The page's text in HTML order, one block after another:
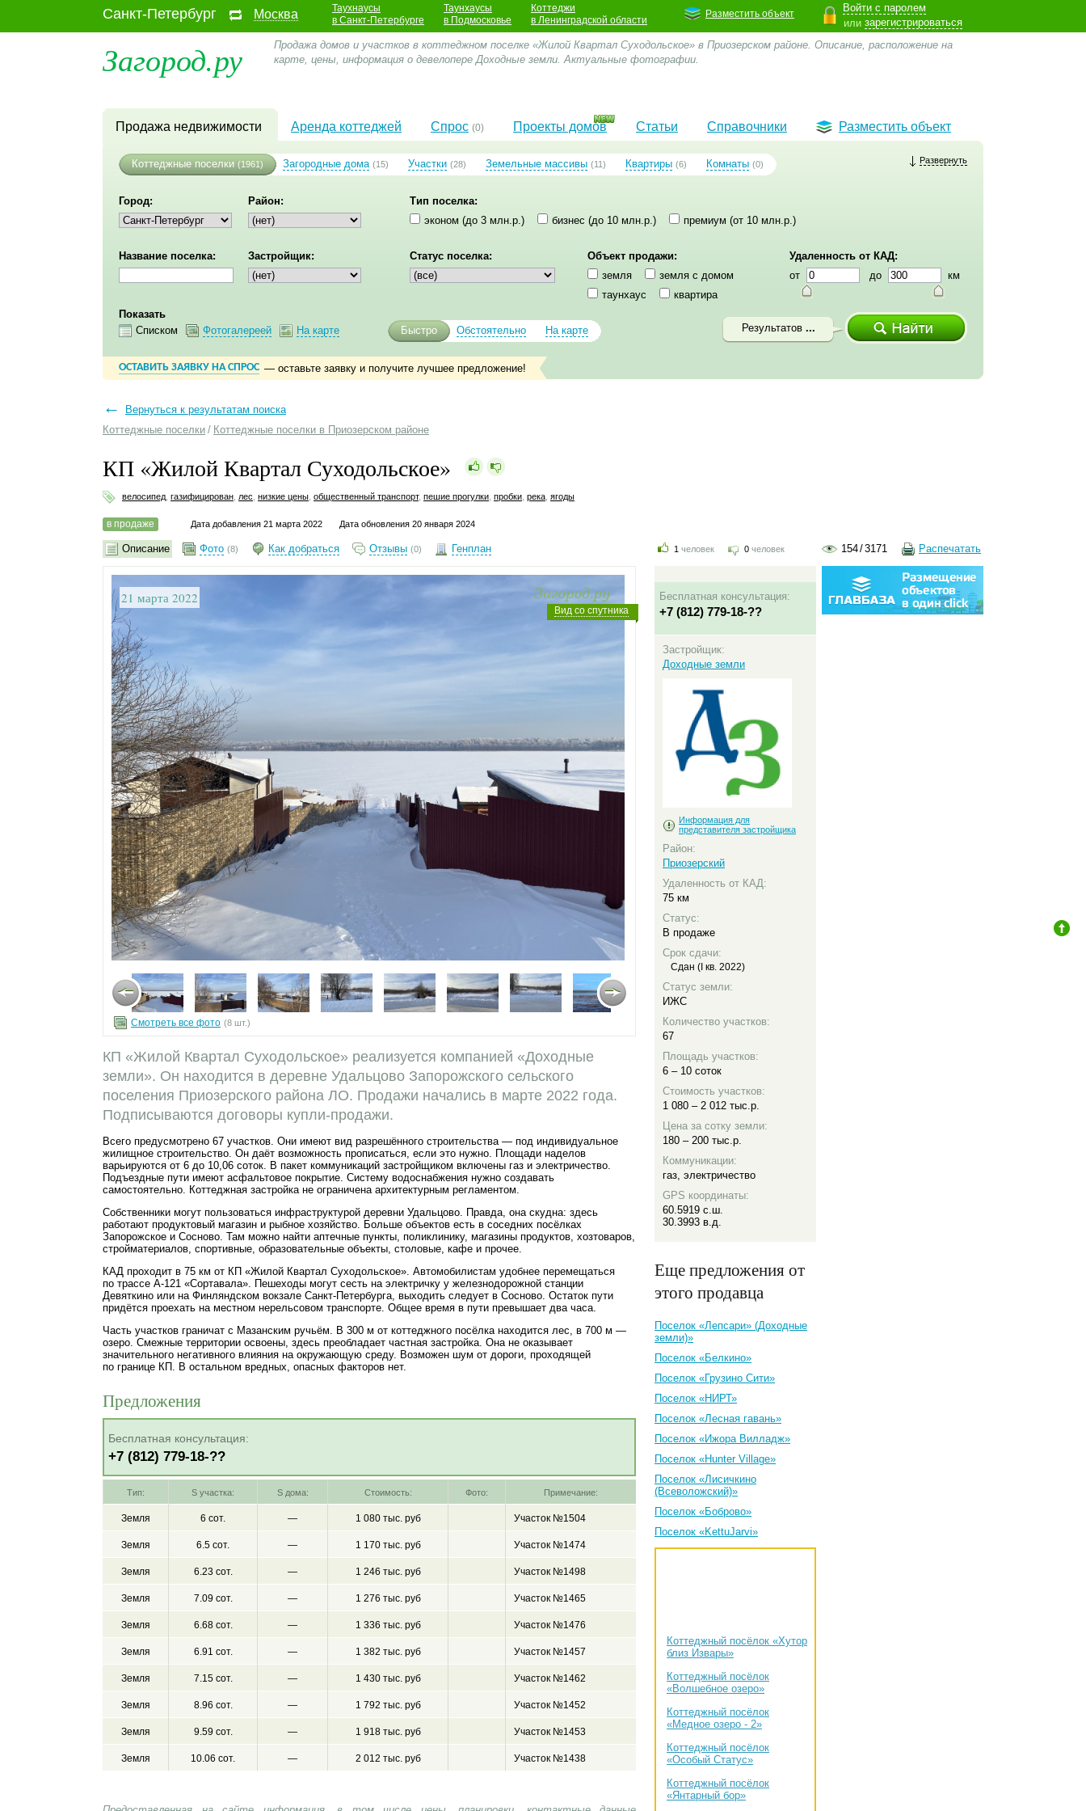
Санкт-Петербург Москва
Таухнаусы
в Санкт-Петербурге
Таунхаусы
в Подмосковье
Коттеджи
в Ленинградской области
Войти с паролем
или зарегистрироваться
Разместить объект
Загород.ру
Продажа домов и участков в коттеджном поселке «Жилой Квартал Суходольское» в Приозерском районе. Описание, расположение на
карте, цены, информация о девелопере Доходные земли. Актуальные фотографии.
Продажа недвижимости Аренда коттеджей Спрос (0) Проекты домов Статьи Справочники Разместить объект
Коттеджные поселки (1961) Загородные дома (15) Участки (28) Земельные массивы (11) Квартиры (6) Комнаты (0) Развернуть
Город: Район:
Тип поселка:
эконом (до 3 млн.р.)
бизнес (до 10 млн.р.) премиум (от 10 млн.р.)
Название поселка: Застройщик: Статус поселка:
Объект продажи:
земля
земля с домом
таунхаус
квартира
Удаленность от КАД:
от
до км
Показать
Списком
Фотогалереей На карте Быстро Обстоятельно На карте Результатов ...
ОСТАВИТЬ ЗАЯВКУ НА СПРОС — оставьте заявку и получите лучшее предложение!
←
Вернуться к результатам поиска
Коттеджные поселки / Коттеджные поселки в Приозерском районе
КП «Жилой Квартал Суходольское»
велосипед газифицирован лес низкие цены общественный транспорт, пешие прогулки пробки река ягоды
в продаже Дата добавления 21 марта 2022 Дата обновления 20 января 2024
Описание Фото (8) Как добраться Отзывы (0) Генплан
Вид со спутника
21 марта 2022
Смотреть все фото (8 шт.)
КП «Жилой Квартал Суходольское» реализуется компанией «Доходные
земли». Он находится в деревне Удальцово Запорожского сельского
поселения Приозерского района ЛО. Продажи начались в марте 2022 года.
Подписываются договоры купли-продажи.
Всего предусмотрено 67 участков. Они имеют вид разрешённого строительства — под индивидуальное
жилищное строительство. Он даёт возможность прописаться, если это нужно. Площади наделов
варьируются от 6 до 10,06 соток. В пакет коммуникаций застройщиком включены газ и электричество.
Подъездные пути имеют асфальтовое покрытие. Систему водоснабжения нужно создавать
самостоятельно. Коттеджная застройка не ограничена архитектурным регламентом.
Собственники могут пользоваться инфраструктурой деревни Удальцово. Правда, она скудна: здесь
работают продуктовый магазин и рыбное хозяйство. Больше объектов есть в соседних посёлках
Запорожское и Сосново. Там можно найти аптечные пункты, поликлинику, магазины продуктов, хозтоваров,
стройматериалов, спортивные, образовательные объекты, столовые, кафе и прочее.
КАД проходит в 75 км от КП «Жилой Квартал Суходольское». Автомобилистам удобнее перемещаться
по трассе А-121 «Сортавала». Пешеходы могут сесть на электричку у железнодорожной станции
Девяткино или на Финляндском вокзале Санкт-Петербурга, выходить следует в Сосново. Остаток пути
придётся проехать на местном нерельсовом транспорте. Общее время в пути превышает два часа.
Часть участков граничат с Мазанским ручьём. В 300 м от коттеджного посёлка находится лес, в 700 м —
озеро. Смежные территории освоены, здесь преобладает частная застройка. Она не оказывает
значительного негативного влияния на окружающую среду. Возможен шум от дороги, проходящей
по границе КП. В остальном вредных, опасных факторов нет.
Предложения
Бесплатная консультация:
+7 (812) 779-18-??
Тип: S участка: S дома: Стоимость: Фото: Примечание:
Земля 6 сот. — 1 080 тыс. руб Участок №1504
Земля 6.5 сот. — 1 170 тыс. руб Участок №1474
Земля 6.23 сот. — 1 246 тыс. руб Участок №1498
Земля 7.09 сот. — 1 276 тыс. руб Участок №1465
Земля 6.68 сот. — 1 336 тыс. руб Участок №1476
Земля 6.91 сот. — 1 382 тыс. руб Участок №1457
Земля 7.15 сот. — 1 430 тыс. руб Участок №1462
Земля 8.96 сот. — 1 792 тыс. руб Участок №1452
Земля 9.59 сот. — 1 918 тыс. руб Участок №1453
Земля 10.06 сот. — 2 012 тыс. руб Участок №1438
1 человек 0 человек
Бесплатная консультация:
+7 (812) 779-18-??
Застройщик:
Доходные земли
Информация для
представителя застройщика
Район:
Приозерский
Удаленность от КАД:
75 км
Статус:
В продаже
Срок сдачи:
Сдан (I кв. 2022)
Статус земли:
ИЖС
Количество участков:
67
Площадь участков:
6 – 10 соток
Стоимость участков:
1 080 – 2 012 тыс.р.
Цена за сотку земли:
180 – 200 тыс.р.
Коммуникации:
газ, электричество
GPS координаты:
60.5919 с.ш.
30.3993 в.д.
Еще предложения от
этого продавца
Поселок «Лепсари» (Доходные
земли)»
Поселок «Белкино»
Поселок «Грузино Сити»
Поселок «НИРТ»
Поселок «Лесная гавань»
Поселок «Ижора Вилладж»
Поселок «Hunter Village»
Поселок «Лисичкино
(Всеволожский)»
Поселок «Боброво»
Поселок «KettuJarvi»
Коттеджный посёлок «Хутор
близ Извары»
Коттеджный посёлок
«Волшебное озеро»
Коттеджный посёлок
«Медное озеро - 2»
Коттеджный посёлок
«Особый Статус»
Коттеджный посёлок
«Янтарный бор»
154/3171 Распечатать